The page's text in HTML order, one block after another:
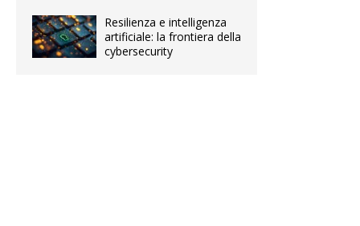
Resilienza e intelligenza
artificiale: la frontiera della
cybersecurity